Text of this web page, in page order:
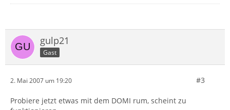
gulp21
Gast
2. Mai 2007 um 19:20 #3
Probiere jetzt etwas mit dem DOMI rum, scheint zu